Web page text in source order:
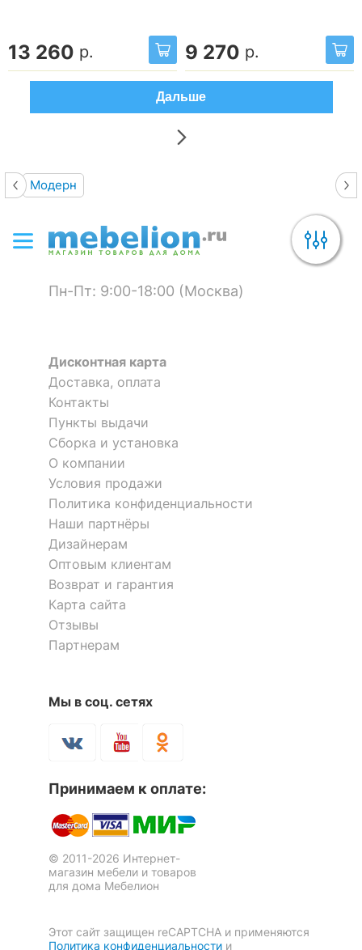
13 260 р. 9 270 р.
Дальше
Модерн
Пн-Пт: 9:00-18:00 (Москва)
Дисконтная карта
Доставка, оплата
Контакты
Пункты выдачи
Сборка и установка
О компании
Условия продажи
Политика конфиденциальности
Наши партнёры
Дизайнерам
Оптовым клиентам
Возврат и гарантия
Карта сайта
Отзывы
Партнерам
Мы в соц. сетях
Принимаем к оплате:
© 2011-2026 Интернет-
магазин мебели и товаров
для дома Мебелион
Этот сайт защищен reCAPTCHA и применяются
Политика конфиденциальности и